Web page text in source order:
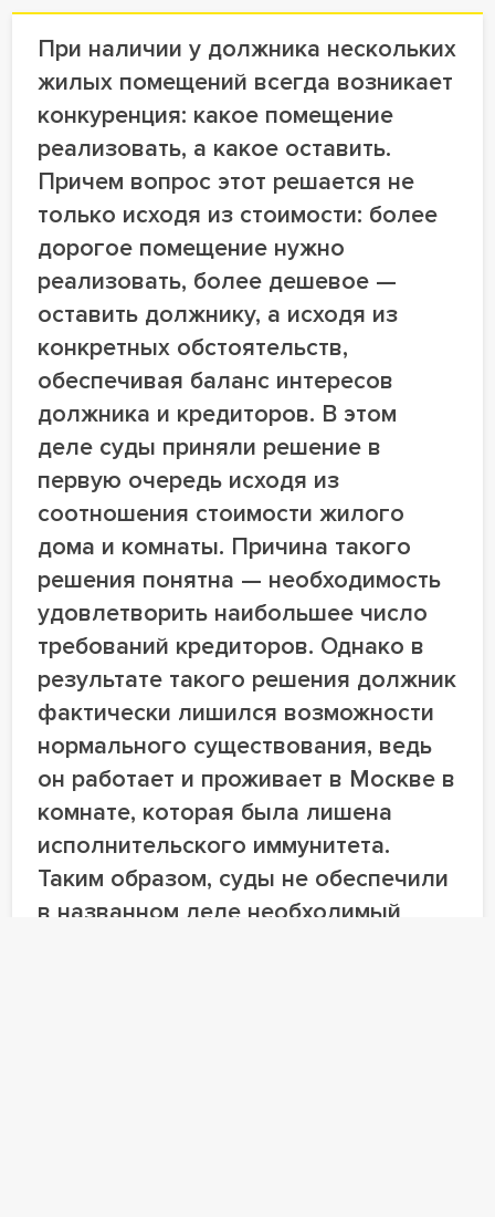
При наличии у должника нескольких
жилых помещений всегда возникает
конкуренция: какое помещение
реализовать, а какое оставить.
Причем вопрос этот решается не
только исходя из стоимости: более
дорогое помещение нужно
реализовать, более дешевое —
оставить должнику, а исходя из
конкретных обстоятельств,
обеспечивая баланс интересов
должника и кредиторов. В этом
деле суды приняли решение в
первую очередь исходя из
соотношения стоимости жилого
дома и комнаты. Причина такого
решения понятна — необходимость
удовлетворить наибольшее число
требований кредиторов. Однако в
результате такого решения должник
фактически лишился возможности
нормального существования, ведь
он работает и проживает в Москве в
комнате, которая была лишена
исполнительского иммунитета.
Таким образом, суды не обеспечили
в названном деле необходимый